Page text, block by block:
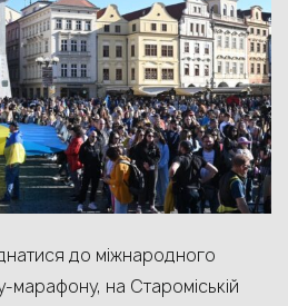
до міжнародного
-марафону, на Староміській